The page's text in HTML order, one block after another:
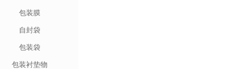
包装膜
自封袋
包装袋
包装衬垫物